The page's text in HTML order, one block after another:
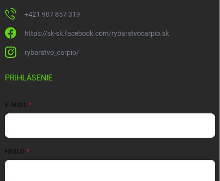
+421 907 857 319
https://sk-sk.facebook.com/rybarstvocarpio.sk
rybarstvo_carpio/
PRIHLÁSENIE
E-MAIL
HESLO